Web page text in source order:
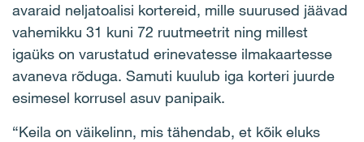
avaraid neljatoalisi kortereid, mille suurused jäävad
vahemikku 31 kuni 72 ruutmeetrit ning millest
igaüks on varustatud erinevatesse ilmakaartesse
avaneva rõduga. Samuti kuulub iga korteri juurde
esimesel korrusel asuv panipaik.
“Keila on väikelinn, mis tähendab, et kõik eluks